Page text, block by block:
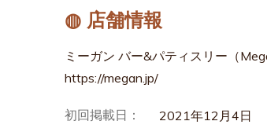
◍ 店舗情報
ミーガン バー&パティスリー（
https://megan.jp/
初回掲載日： 2021年12月4日